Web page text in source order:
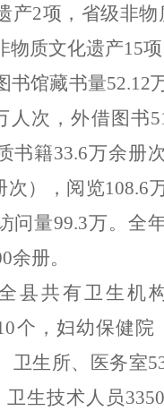
产2项，省级非物
物质文化遗产15项
书馆藏书量52.12
人次，外借图书
书籍33.6万余册
次），阅览108.6
问量99.3万。全
余册。
县共有卫生机
个，妇幼保健院
卫生所、医务室
卫生技术人员3350